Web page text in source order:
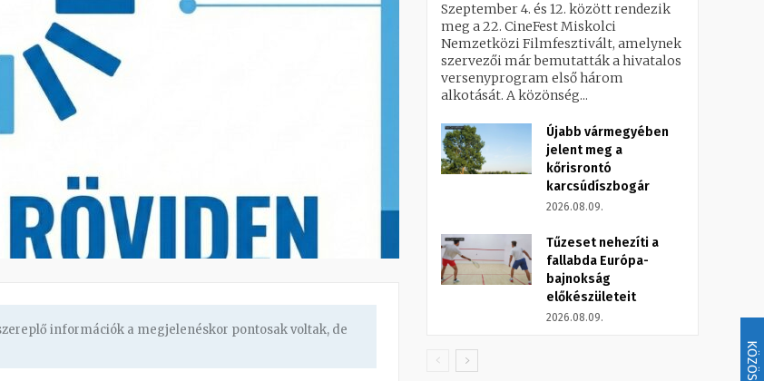
információk a megjelenéskor pontosak voltak, de
Szeptember 4. és 12. között rendezik
meg a 22. CineFest Miskolci
Nemzetközi Filmfesztivált, amelynek
szervezői már bemutatták a hivatalos
versenyprogram első három
alkotását. A közönség...
Újabb vármegyében
jelent meg a
kőrisrontó
karcsúdíszbogár
2026.08.09.
Tűzeset nehezíti a
fallabda Európa-
bajnokság
előkészületeit
2026.08.09.